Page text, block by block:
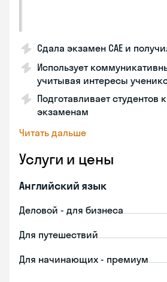
Сдала экзамен CAE и
Использует
учитывая интересы
Подготавливает
экзаменам
Читать дальше
Услуги и цены
Английский язык
Деловой - для бизнеса
Для путешествий
Для начинающих - премиум